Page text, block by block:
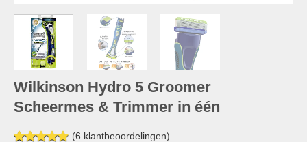
Wilkinson Hydro 5 Groomer
Scheermes & Trimmer in één
(6 klantbeoordelingen)